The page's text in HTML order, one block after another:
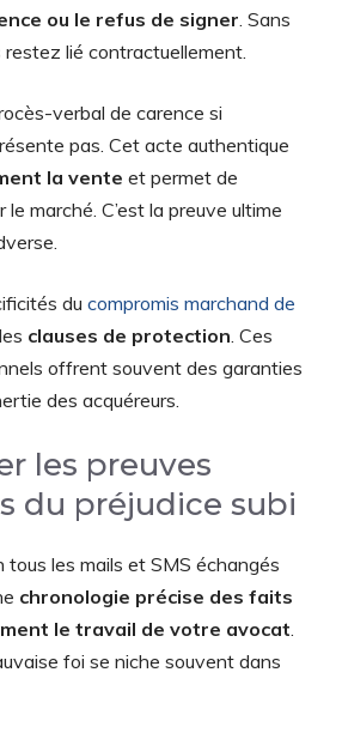
ou le refus de signer . Sans
lié contractuellement.
verbal de carence si
pas. Cet acte authentique
la vente et permet de
marché. C’est la preuve ultime
du compromis marchand de
clauses de protection . Ces
offrent souvent des garanties
des acquéreurs.
les preuves
du préjudice subi
les mails et SMS échangés
chronologie précise des faits
le travail de votre avocat
foi se niche souvent dans